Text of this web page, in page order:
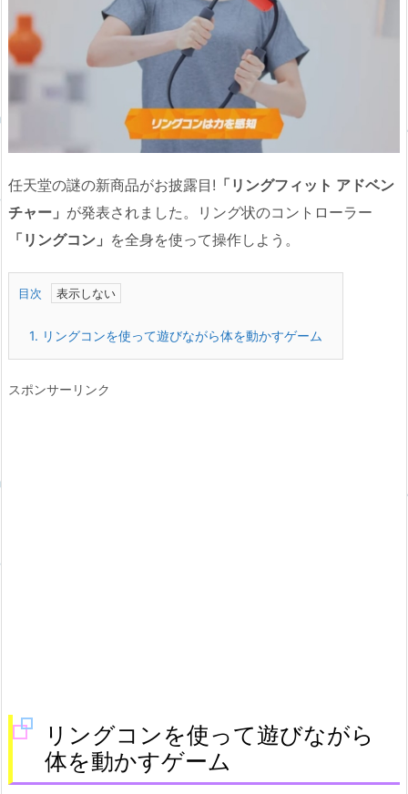
任天堂の謎の新商品がお披露目! 「リングフィット アドベン
チャー」 が発表されました。リング状のコントローラー
「リングコン」 を全身を使って操作しよう。
目次
1. リングコンを使って遊びながら体を動かすゲーム
スポンサーリンク
リングコンを使って遊びながら
体を動かすゲーム